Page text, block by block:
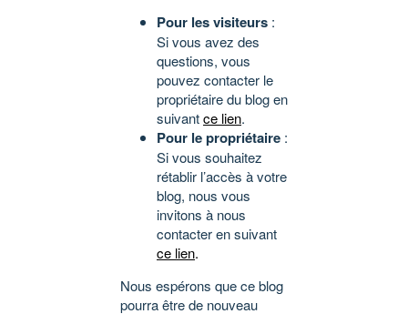
Pour les visiteurs :
Si vous avez des
questions, vous
pouvez contacter le
propriétaire du blog en
suivantce lien.
Pour le propriétaire :
Si vous souhaitez
rétablir l’accès à votre
blog, nous vous
invitons à nous
contacter en suivant
ce lien.
Nous espérons que ce blog
pourra être de nouveau